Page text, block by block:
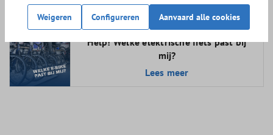
Help! Welke elektrische fiets past bij
mij?
Lees meer
Weigeren Configureren Aanvaard alle cookies